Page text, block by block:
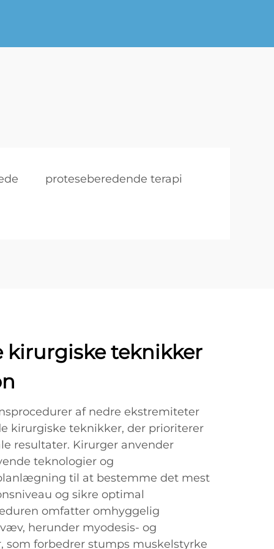
proteseberedende terapi
kirurgiske teknikker
af nedre ekstremiteter
kirurgiske teknikker, der prioriterer
resultater. Kirurger anvender
teknologier og
til at bestemme det mest
og sikre optimal
omfatter omhyggelig
herunder myodesis- og
som forbedrer stumps muskelstyrke